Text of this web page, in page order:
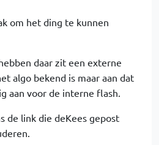
om het ding te kunnen
daar zit een externe
algo bekend is maar aan dat
aan voor de interne flash.
de link die deKees gepost